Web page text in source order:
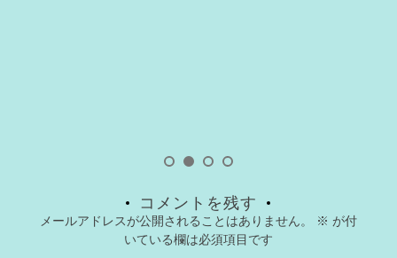
コメントを残す
メールアドレスが公開されることはありません。 ※ が付
いている欄は必須項目です